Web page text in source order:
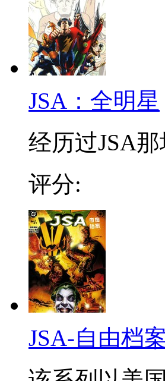
JSA：全明星
经历过JSA
评分:
JSA-自由档